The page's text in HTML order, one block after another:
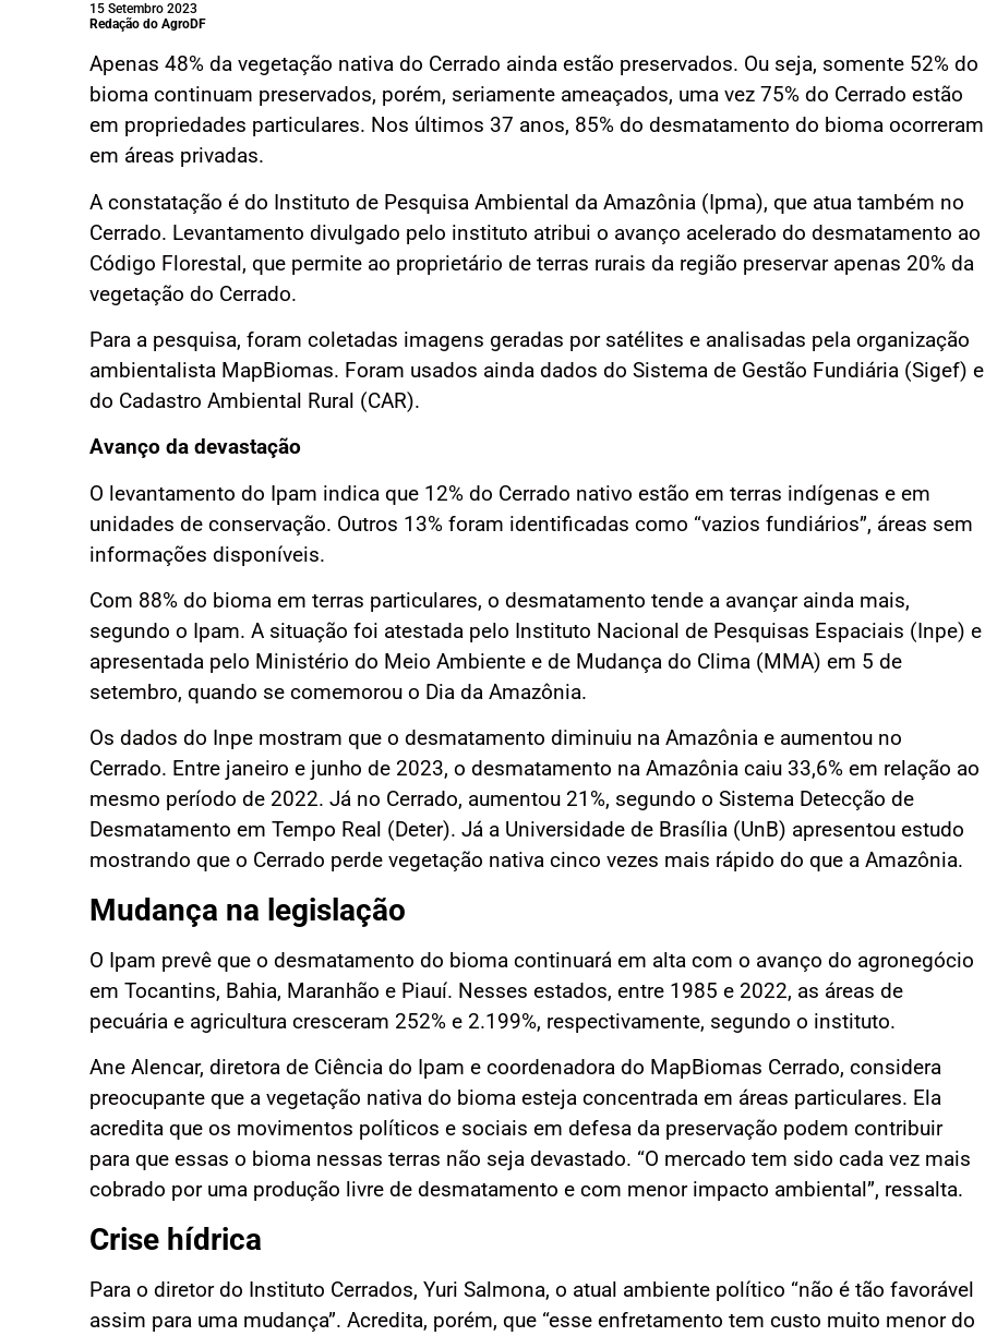
15 Setembro 2023
Redação do AgroDF
Apenas 48% da vegetação nativa do Cerrado ainda estão preservados. Ou seja, somente 52% do
bioma continuam preservados, porém, seriamente ameaçados, uma vez 75% do Cerrado estão
em propriedades particulares. Nos últimos 37 anos, 85% do desmatamento do bioma ocorreram
em áreas privadas.
A constatação é do Instituto de Pesquisa Ambiental da Amazônia (Ipma), que atua também no
Cerrado. Levantamento divulgado pelo instituto atribui o avanço acelerado do desmatamento ao
Código Florestal, que permite ao proprietário de terras rurais da região preservar apenas 20% da
vegetação do Cerrado.
Para a pesquisa, foram coletadas imagens geradas por satélites e analisadas pela organização
ambientalista MapBiomas. Foram usados ainda dados do Sistema de Gestão Fundiária (Sigef) e
do Cadastro Ambiental Rural (CAR).
Avanço da devastação
O levantamento do Ipam indica que 12% do Cerrado nativo estão em terras indígenas e em
unidades de conservação. Outros 13% foram identificadas como “vazios fundiários”, áreas sem
informações disponíveis.
Com 88% do bioma em terras particulares, o desmatamento tende a avançar ainda mais,
segundo o Ipam. A situação foi atestada pelo Instituto Nacional de Pesquisas Espaciais (Inpe) e
apresentada pelo Ministério do Meio Ambiente e de Mudança do Clima (MMA) em 5 de
setembro, quando se comemorou o Dia da Amazônia.
Os dados do Inpe mostram que o desmatamento diminuiu na Amazônia e aumentou no
Cerrado. Entre janeiro e junho de 2023, o desmatamento na Amazônia caiu 33,6% em relação ao
mesmo período de 2022. Já no Cerrado, aumentou 21%, segundo o Sistema Detecção de
Desmatamento em Tempo Real (Deter). Já a Universidade de Brasília (UnB) apresentou estudo
mostrando que o Cerrado perde vegetação nativa cinco vezes mais rápido do que a Amazônia.
Mudança na legislação
O Ipam prevê que o desmatamento do bioma continuará em alta com o avanço do agronegócio
em Tocantins, Bahia, Maranhão e Piauí. Nesses estados, entre 1985 e 2022, as áreas de
pecuária e agricultura cresceram 252% e 2.199%, respectivamente, segundo o instituto.
Ane Alencar, diretora de Ciência do Ipam e coordenadora do MapBiomas Cerrado, considera
preocupante que a vegetação nativa do bioma esteja concentrada em áreas particulares. Ela
acredita que os movimentos políticos e sociais em defesa da preservação podem contribuir
para que essas o bioma nessas terras não seja devastado. “O mercado tem sido cada vez mais
cobrado por uma produção livre de desmatamento e com menor impacto ambiental”, ressalta.
Crise hídrica
Para o diretor do Instituto Cerrados, Yuri Salmona, o atual ambiente político “não é tão favorável
assim para uma mudança”. Acredita, porém, que “esse enfretamento tem custo muito menor do